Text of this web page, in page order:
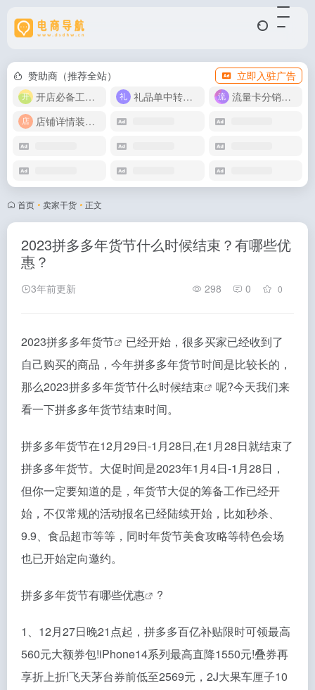
赞助商（推荐全站）
立即入驻广告
开店必备工具箱
礼品单中转同步单
流量卡分销代理
店铺详情装修模版
首页 • 卖家干货 • 正文
2023拼多多年货节什么时候结束？有哪些优
惠？
3年前更新 298 0 0
2023拼多多年货节
已经开始，很多买家已经收到了
自己购买的商品，今年拼多多年货节时间是比较长的，
那么2023拼多多年货节什么时候结束
呢?今天我们来
看一下拼多多年货节结束时间。
拼多多年货节在12月29日-1月28日,在1月28日就结束了
拼多多年货节。大促时间是2023年1月4日-1月28日，
但你一定要知道的是，年货节大促的筹备工作已经开
始，不仅常规的活动报名已经陆续开始，比如秒杀、
9.9、食品超市等等，同时年货节美食攻略等特色会场
也已开始定向邀约。
拼多多年货节有哪些优惠 ?
1、12月27日晚21点起，拼多多百亿补贴限时可领最高
560元大额券包!iPhone14系列最高直降1550元!叠券再
享折上折!飞天茅台券前低至2569元，2J大果车厘子10